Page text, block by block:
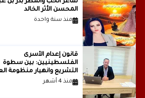
شاعر الحب والمطر بدر
المحسن الأثر الخالد
منذ سنة واحدة
قانون إعدام الأسرى
الفلسطينيين: بين سطوة
التشريع وانهيار منظومة
الدولية...بقلم الدكتور وسيم
منذ 4 أشهر